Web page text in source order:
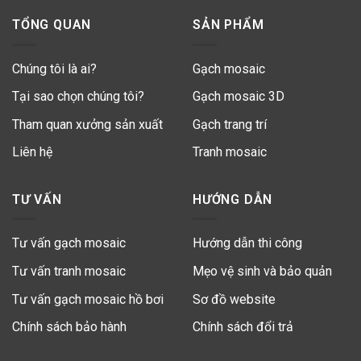
TỔNG QUAN
Chúng tôi là ai?
Tại sao chọn chúng tôi?
Tham quan xưởng sản xuất
Liên hệ
SẢN PHẨM
Gạch mosaic
Gạch mosaic 3D
Gạch trang trí
Tranh mosaic
TƯ VẤN
Tư vấn gạch mosaic
Tư vấn tranh mosaic
Tư vấn gạch mosaic hồ bơi
Chính sách bảo hành
HƯỚNG DẪN
Hướng dẫn thi công
Mẹo vệ sinh và bảo quản
Sơ đồ website
Chính sách đổi trả